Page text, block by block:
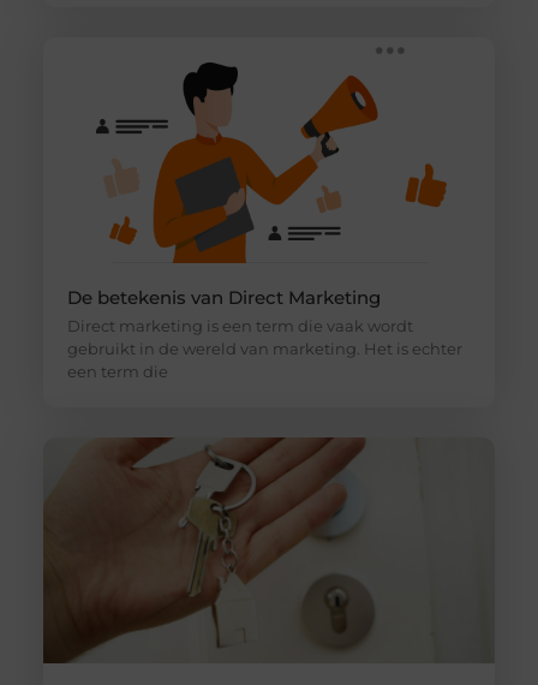
De betekenis van Direct Marketing
Direct marketing is een term die vaak wordt
gebruikt in de wereld van marketing. Het is echter
een term die